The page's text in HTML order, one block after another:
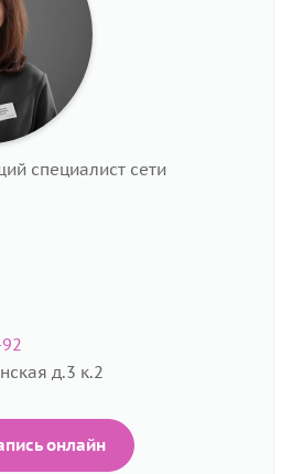
специалист сети
д.3 к.2
онлайн